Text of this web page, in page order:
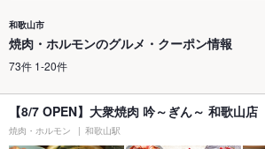
和歌山市
焼肉・ホルモンのグルメ・クーポン情報
73件 1-20件
【8/7 OPEN】大衆焼肉 吟～ぎん～ 和歌山店
焼肉・ホルモン 和歌山駅